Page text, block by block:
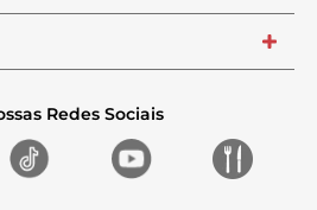
+
Redes Sociais